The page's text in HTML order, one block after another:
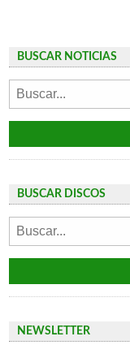
BUSCAR NOTICIAS
BUSCAR DISCOS
NEWSLETTER